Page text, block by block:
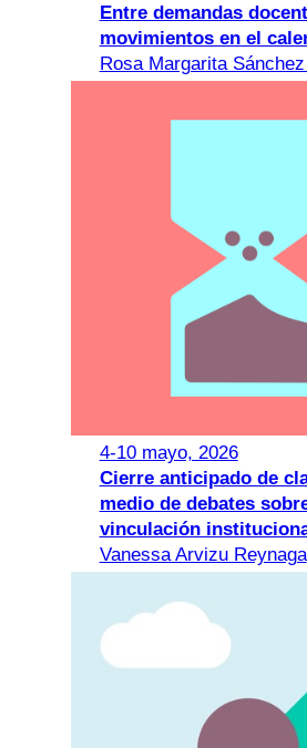
Entre demandas
movimientos en el
Rosa Margarita
4-10 mayo, 2026
Cierre anticipado de
medio de debates
vinculación
Vanessa Arvizu Reynaga